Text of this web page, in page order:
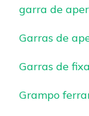
garra de
Garras de
Garras de
Grampo